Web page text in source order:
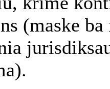
(maske